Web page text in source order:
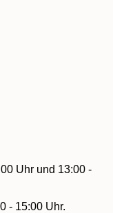
Uhr und 13:00 -
- 15:00 Uhr.